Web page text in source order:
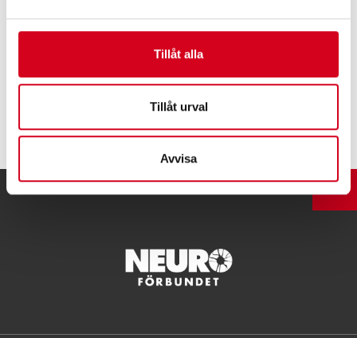
Tillåt alla
Tillåt urval
Avvisa